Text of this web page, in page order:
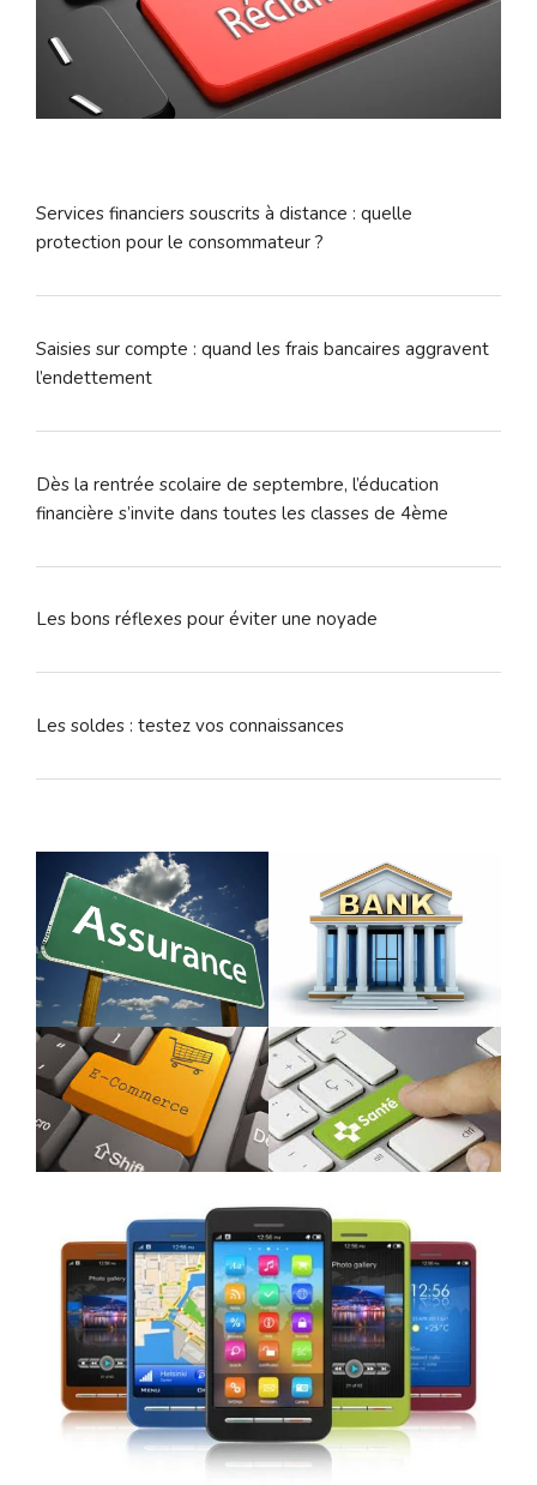
Services financiers souscrits à distance : quelle
protection pour le consommateur ?
Saisies sur compte : quand les frais bancaires aggravent
l’endettement
Dès la rentrée scolaire de septembre, l’éducation
financière s’invite dans toutes les classes de 4ème
Les bons réflexes pour éviter une noyade
Les soldes : testez vos connaissances